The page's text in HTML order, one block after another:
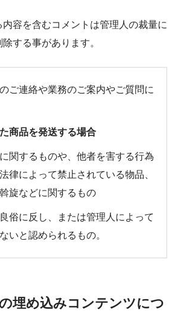
容を含むコメントは管理人の裁量に
する事があります。
ご連絡や業務のご案内やご質問に
商品を発送する場合
関するものや、他者を害する行為
律によって禁止されている物品、
旋などに関するもの
俗に反し、または管理人によって
いと認められるもの。
埋め込みコンテンツにつ